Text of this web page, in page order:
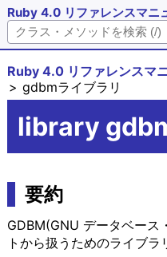
Ruby 4.0 リファレンスマニ
Ruby 4.0 リファレンスマ
gdbmライブラリ
library
要約
GDBM(GNU データベース
トから扱うためのライブラ